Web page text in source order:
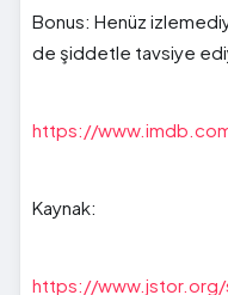
Bonus: Henüz
de şiddetle tavsiye
https://
Kaynak:
https://